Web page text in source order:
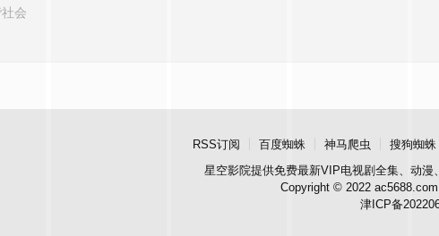
RSS订阅 百度蜘蛛 神马爬虫 搜狗蜘蛛
星空影院提供免费最新VIP电视剧全集、动
Copyright © 2022
津ICP备